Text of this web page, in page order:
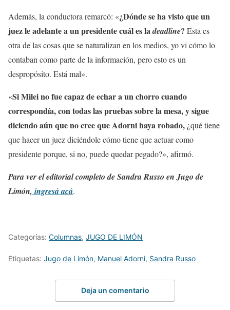
Además, la conductora remarcó: «¿Dónde se ha visto que un
juez le adelante a un presidente cuál es ladeadline? Esta es
otra de las cosas que se naturalizan en los medios, yo vi cómo lo
contaban como parte de la información, pero esto es un
despropósito. Está mal».
«Si Milei no fue capaz de echar a un chorro cuando
correspondía, con todas las pruebas sobre la mesa, y sigue
diciendo aún que no cree que Adorni haya robado, ¿qué tiene
que hacer un juez diciéndole cómo tiene que actuar como
presidente porque, si no, puede quedar pegado?», afirmó.
Para ver el editorial completo de Sandra Russo en Jugo de
Limón, ingresá acá.
Categorías: Columnas, JUGO DE LIMÓN
Etiquetas: Jugo de Limón, Manuel Adorni, Sandra Russo
Deja un comentario